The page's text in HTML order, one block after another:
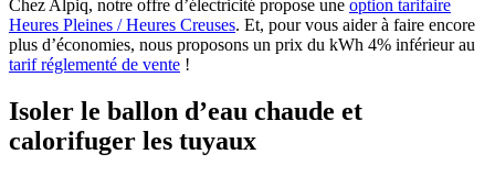
Chez Alpiq, notre offre d’électricité propose une option tarifaire
Heures Pleines / Heures Creuses. Et, pour vous aider à faire encore
plus d’économies, nous proposons un prix du kWh 4% inférieur au
tarif réglementé de vente !
Isoler le ballon d’eau chaude et
calorifuger les tuyaux